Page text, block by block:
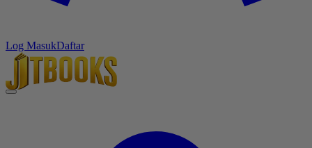
Log MasukDaftar